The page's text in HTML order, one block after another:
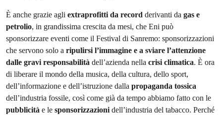
È anche grazie agli extraprofitti da record derivanti da gas e
petrolio, in grandissima crescita da mesi, che Eni può
sponsorizzare eventi come il Festival di Sanremo: sponsorizzazioni
che servono solo a ripulirsi l’immagine e a sviare l’attenzione
dalle gravi responsabilità dell’azienda nella crisi climatica. È ora
di liberare il mondo della musica, della cultura, dello sport,
dell’informazione e dell’istruzione dalla propaganda tossica
dell’industria fossile, così come già da tempo abbiamo fatto con le
pubblicità e le sponsorizzazioni dell’industria del tabacco. Perché